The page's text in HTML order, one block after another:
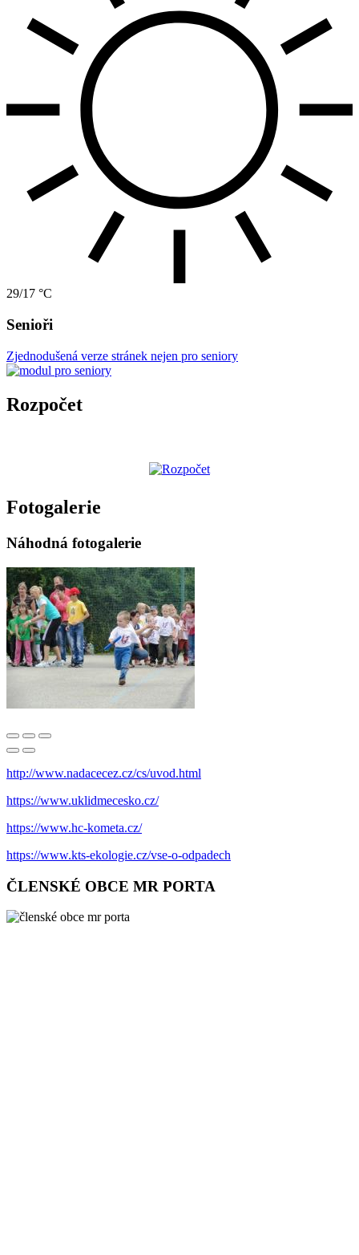
29/17 °C
Senioři
Zjednodušená verze stránek nejen pro seniory
Rozpočet
Fotogalerie
Náhodná fotogalerie
http://www.nadacecez.cz/cs/uvod.html
https://www.uklidmecesko.cz/
https://www.hc-kometa.cz/
https://www.kts-ekologie.cz/vse-o-odpadech
ČLENSKÉ OBCE MR PORTA